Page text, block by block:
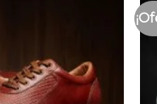
deseos